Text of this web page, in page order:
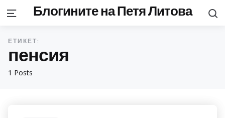
MenuБлогините на Петя Литова
1 Posts
ЕТИКЕТ:
пенсия